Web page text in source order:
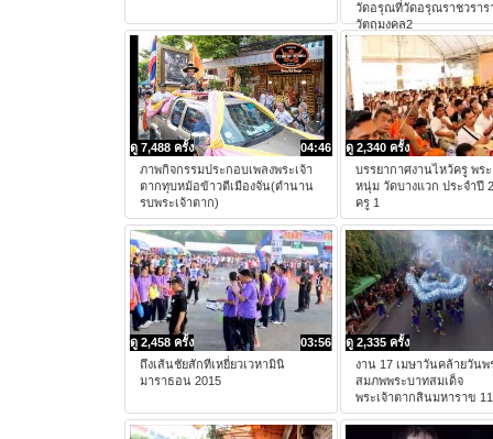
วัดอรุณที่วัดอรุณราชวราร
วัตถุมงคล2
04:46
ดู 7,488 ครั้ง
ภาพกิจกรรมประกอบเพลงพระเจ้า
ตากทุบหม้อข้าวตีเมืองจัน(ตำนาน
รบพระเจ้าตาก)
ดู 2,340 ครั้ง
บรรยากาศงานไหว้ครู พร
หนุ่ม วัดบางแวก ประจำปี
ครู 1
03:56
ดู 2,458 ครั้ง
ถึงเส้นชัยสักทีเหยี่ยวเวหามินิ
มาราธอน 2015
ดู 2,335 ครั้ง
งาน 17 เมษาวันคล้ายวันพ
สมภพพระบาทสมเด็จ
พระเจ้าตากสินมหาราข 11